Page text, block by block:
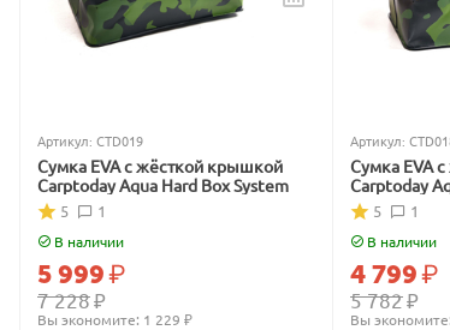
Артикул: CTD019
Сумка EVA с жёсткой крышкой
Carptoday Aqua Hard Box System
1
5
В наличии
7 228₽
5 999₽
Вы экономите: 1 229 ₽
Артикул:
Сумка EVA
Carptoday
1
5
В наличии
5 782₽
4 799₽
Вы